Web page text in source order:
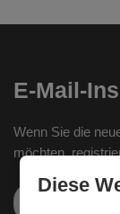
E-Mail-
Wenn Sie die
möchten,
Diese